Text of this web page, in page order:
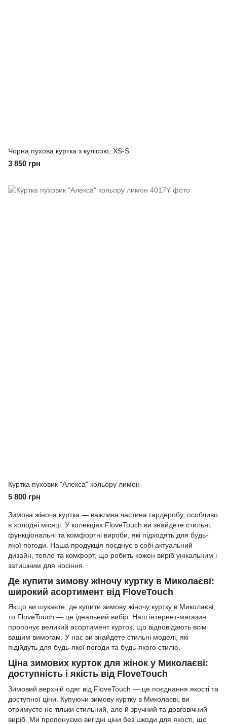
Чорна пухова куртка з кулісою, XS-S
3 850 грн
Куртка пуховик "Алекса" кольору лимон
5 800 грн
Зимова жіноча куртка — важлива частина гардеробу, особливо
в холодні місяці. У колекціях FloveTouch ви знайдете стильні,
функціональні та комфортні вироби, які підходять для будь-
якої погоди. Наша продукція поєднує в собі актуальний
дизайн, тепло та комфорт, що робить кожен виріб унікальним і
затишним для носіння.
Де купити зимову жіночу куртку в Миколаєві:
широкий асортимент від FloveTouch
Якщо ви шукаєте, де купити зимову жіночу куртку в Миколаєві,
то FloveTouch — це ідеальний вибір. Наш інтернет-магазин
пропонує великий асортимент курток, що відповідають всім
вашим вимогам. У нас ви знайдете стильні моделі, які
підійдуть для будь-якої погоди та будь-якого стилю.
Ціна зимових курток для жінок у Миколаєві:
доступність і якість від FloveTouch
Зимовий верхній одяг від FloveTouch — це поєднання якості та
доступної ціни. Купуючи зимову куртку в Миколаєві, ви
отримуєте не тільки стильний, але й зручний та довговічний
виріб. Ми пропонуємо вигідні ціни без шкоди для якості, що